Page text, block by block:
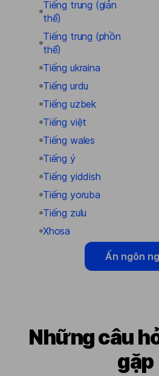
Tiếng trung (giản
thể)
Tiếng trung (phồn
thể)
Tiếng ukraina
Tiếng urdu
Tiếng uzbek
Tiếng việt
Tiếng wales
Tiếng ý
Tiếng yiddish
Tiếng yoruba
Tiếng zulu
Xhosa
Ẩn ngôn
Những câu
gặp